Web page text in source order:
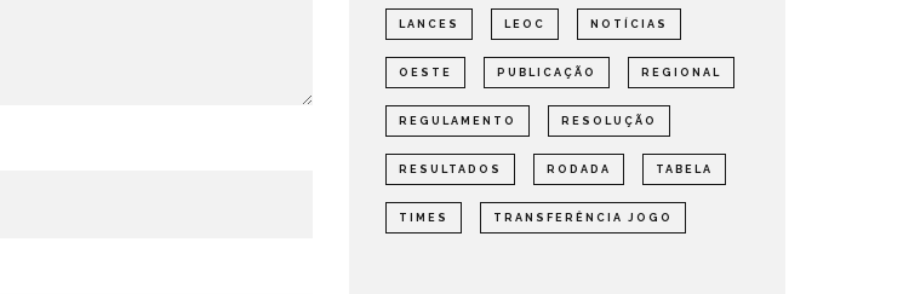
LANCES LEOC NOTÍCIAS
OESTE PUBLICAÇÃO REGIONAL
REGULAMENTO RESOLUÇÃO
RESULTADOS RODADA TABELA
TIMES TRANSFERÊNCIA JOGO